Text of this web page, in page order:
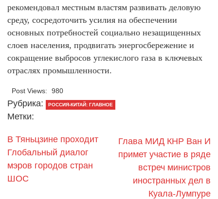
рекомендовал местным властям развивать деловую
среду, сосредоточить усилия на обеспечении
основных потребностей социально незащищенных
слоев населения, продвигать энергосбережение и
сокращение выбросов углекислого газа в ключевых
отраслях промышленности.
Post Views: 980
Рубрика: РОССИЯ-КИТАЙ: ГЛАВНОЕ
Метки:
В Тяньцзине проходит
Глобальный диалог
мэров городов стран
ШОС
Глава МИД КНР Ван И
примет участие в ряде
встреч министров
иностранных дел в
Куала-Лумпуре